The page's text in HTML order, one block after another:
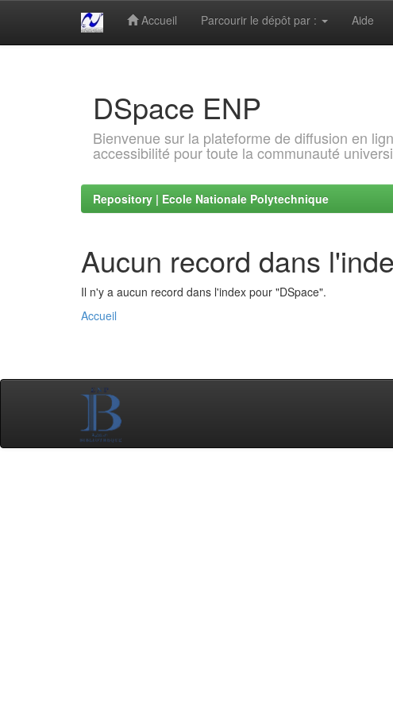
Accueil Parcourir le dépôt par : Aide
DSpace ENP
Bienvenue sur la plateforme de diffusion en
accessibilité pour toute la communauté
Repository | Ecole Nationale Polytechnique
Aucun record dans
Il n'y a aucun record dans l'index pour "DSpace".
Accueil